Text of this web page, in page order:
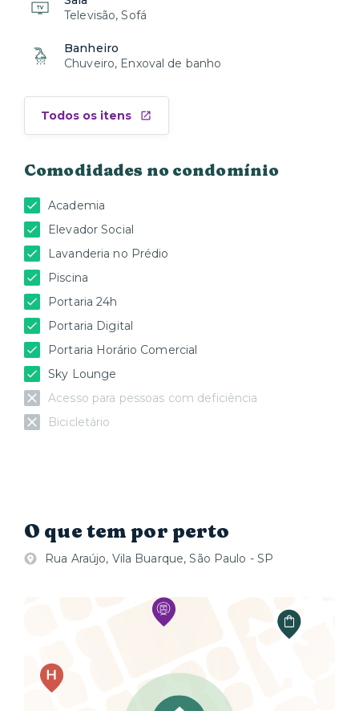
Televisão, Sofá
Banheiro
Chuveiro, Enxoval de banho
Todos os itens
Comodidades no condomínio
Academia
Elevador Social
Lavanderia no Prédio
Piscina
Portaria 24h
Portaria Digital
Portaria Horário Comercial
Sky Lounge
Acesso para pessoas com deficiência
Bicicletário
O que tem por perto
Rua Araújo, Vila Buarque, São Paulo - SP